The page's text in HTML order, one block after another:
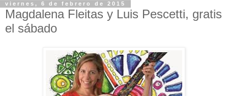
viernes, 6 de febrero de 2015
Magdalena Fleitas y Luis Pescetti, gratis
el sábado